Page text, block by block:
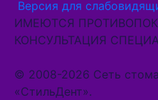
Версия для
ИМЕЮТСЯ
КОНСУЛЬТАЦИЯ
© 2008-2026 Сеть
«СтильДент».